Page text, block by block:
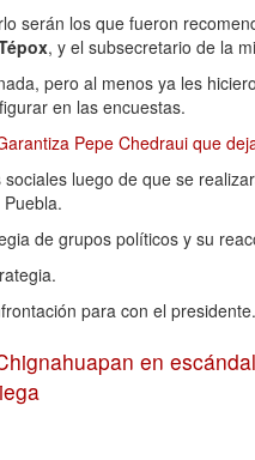
serán los que fueron
, y el subsecretario de la
pero al menos ya les
en las encuestas.
Pepe Chedraui que
luego de que se
de grupos políticos y su
para con el presidente.
en